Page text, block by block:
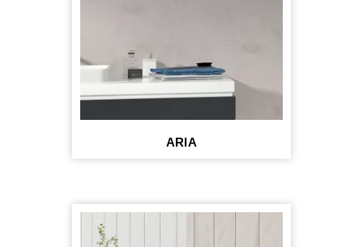
ARIA